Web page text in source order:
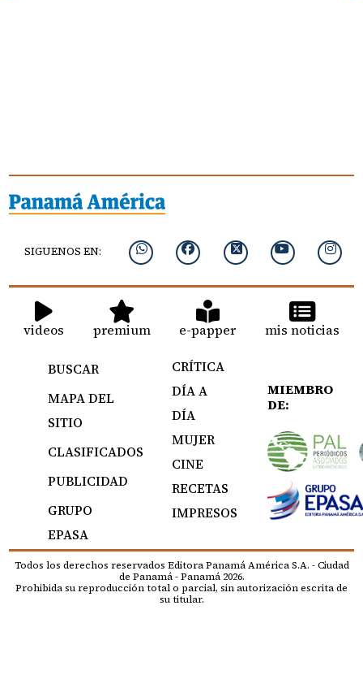
SIGUENOS EN:
videos premium e-papper mis noticias
BUSCAR
MAPA DEL
SITIO
CLASIFICADOS
PUBLICIDAD
GRUPO
EPASA
CRÍTICA
DÍA A
DÍA
MUJER
CINE
RECETAS
IMPRESOS
MIEMBRO
DE:
Todos los derechos reservados Editora Panamá América S.A. - Ciudad
de Panamá - Panamá 2026.
Prohibida su reproducción total o parcial, sin autorización escrita de
su titular.